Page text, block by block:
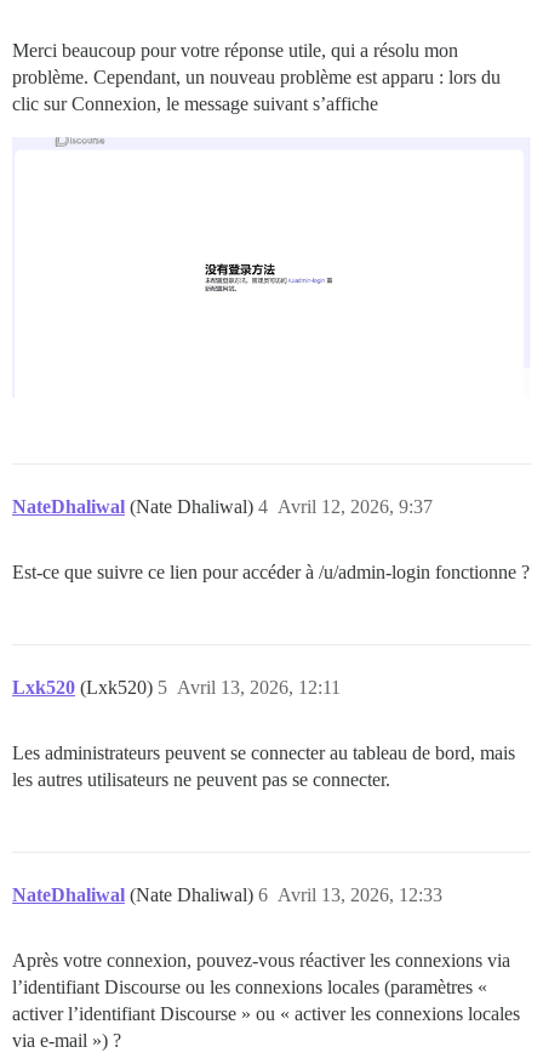
Merci beaucoup pour votre réponse utile, qui a résolu mon
problème. Cependant, un nouveau problème est apparu : lors du
clic sur Connexion, le message suivant s’affiche
NateDhaliwal (Nate Dhaliwal) Avril 12, 2026, 9:37
4
Est-ce que suivre ce lien pour accéder à /u/admin-login fonctionne ?
Lxk520 (Lxk520) Avril 13, 2026, 12:11
5
Les administrateurs peuvent se connecter au tableau de bord, mais
les autres utilisateurs ne peuvent pas se connecter.
NateDhaliwal (Nate Dhaliwal) Avril 13, 2026, 12:33
6
Après votre connexion, pouvez-vous réactiver les connexions via
l’identifiant Discourse ou les connexions locales (paramètres «
activer l’identifiant Discourse » ou « activer les connexions locales
via e-mail ») ?